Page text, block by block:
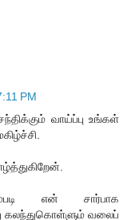
PM
வாய்ப்பு உங்கள்
என் சார்பாக
கலந்துகொள்ளும் வலைப்